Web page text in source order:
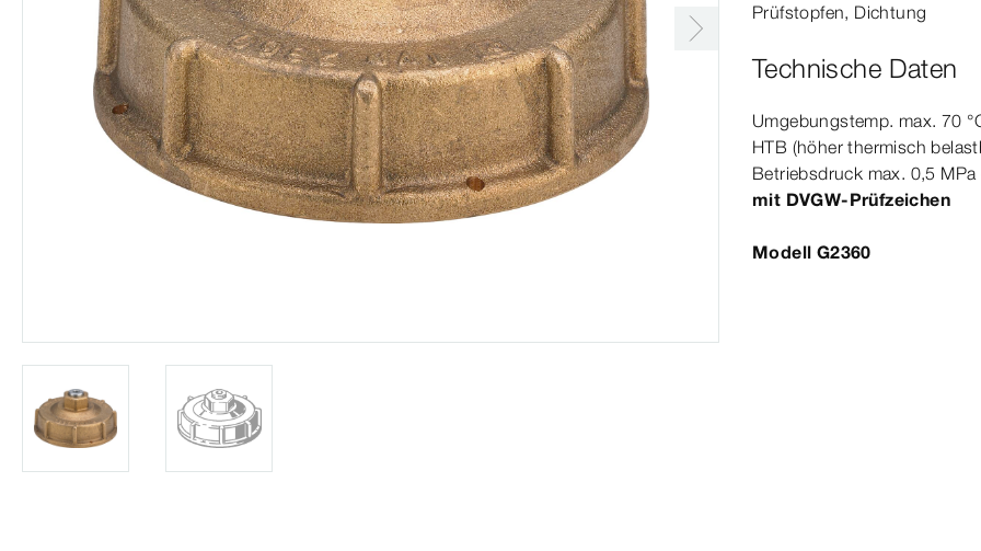
Prüfstopfen, Dichtung
Technische Daten
Umgebungstemp. max. 70
HTB (höher thermisch
Betriebsdruck max. 0,5 MPa
mit DVGW-​Prüfzeichen
Modell G2360